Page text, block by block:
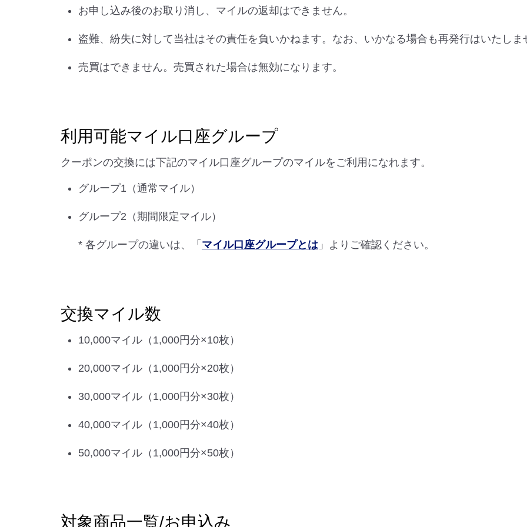
お申し込み後のお取り消し、マイルの返却はできません。
盗難、紛失に対して当社はその責任を負いかねます。なお、いかなる場合も再発行はいたしま
売買はできません。売買された場合は無効になります。
利用可能マイル口座グループ
クーポンの交換には下記のマイル口座グループのマイルをご利用になれます。
グループ1（通常マイル）
グループ2（期間限定マイル）
* 各グループの違いは、「 マイル口座グループとは 」よりご確認ください。
交換マイル数
10,000マイル（1,000円分×10枚）
20,000マイル（1,000円分×20枚）
30,000マイル（1,000円分×30枚）
40,000マイル（1,000円分×40枚）
50,000マイル（1,000円分×50枚）
対象商品一覧/お申込み